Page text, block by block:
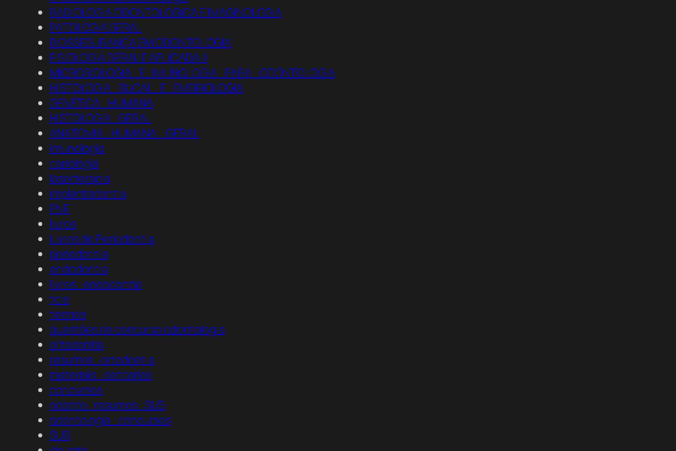
RADIOLOGIA ODONTOLÓGICA E IMAGINOLOGIA
PATOLOGIA GERAL
BIOSSEGURANÇA EM ODONTOLOGIA
FISIOLOGIA GERAL E APLICADA II
MICROBIOLOGIA_E_IMUNOLOGIA_PARA_ODONTOLOGIA
HISTOLOGIA_BUCAL_E_EMBRIOLOGIA
GENÉTICA_HUMANA
HISTOLOGIA_GERAL
ANATOMIA_HUMANA _GERAL
imunologia
cariologia
laserterapia
implantodontia
PNE
livros
Livros de Periodontia
periodontia
endodontia
livros_endodontia
tcle
termos
questões de concurso odontologia
ortodontia
resumos_ortodontia
materiais_dentarios
concursos
odonto_resumos_SUS
odontologia_concursos
SUS